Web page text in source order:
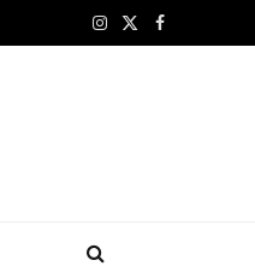
فيسبوك
X
الانستغرام